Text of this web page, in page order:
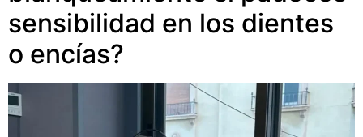
sensibilidad en los dientes
o encías?